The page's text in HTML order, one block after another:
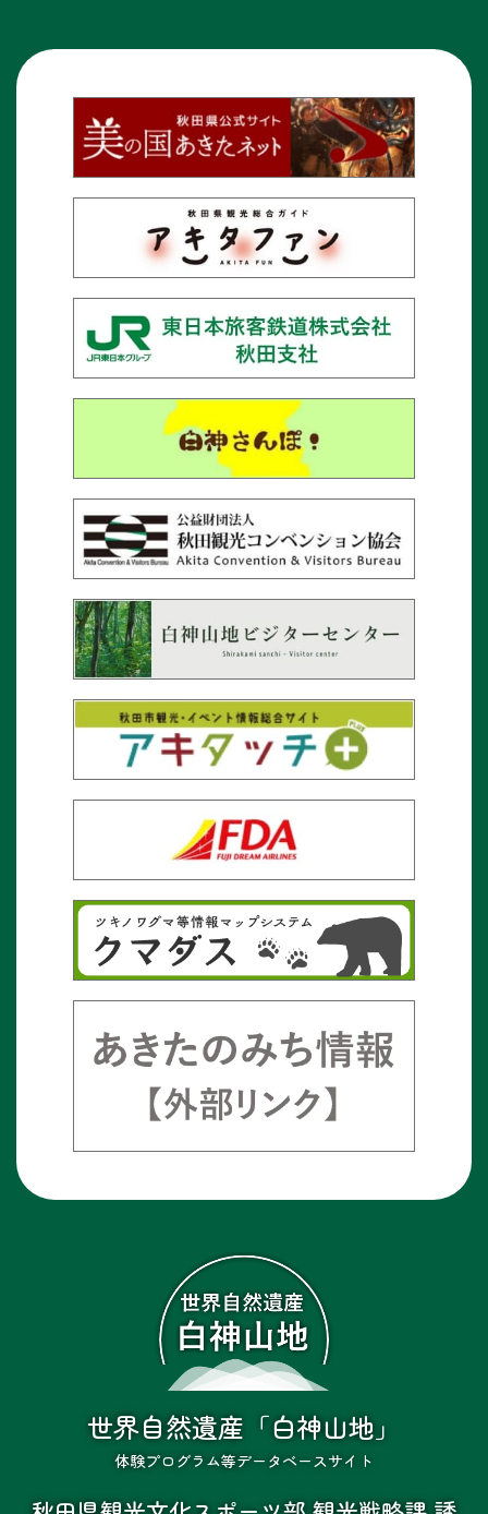
世界自然遺産「白神山地」
体験プログラム等データベースサイト